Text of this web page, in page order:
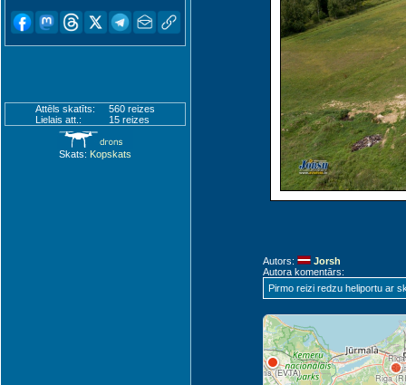
Attēls skatīts:
560 reizes
Lielais att.:
15 reizes
Skats: Kopskats
Autors:
Jorsh
Autora komentārs:
Pirmo reizi redzu heliportu ar
Ringsu (EERU)
Jurmala (EVJA)
Tukums (EVTA)
Riga